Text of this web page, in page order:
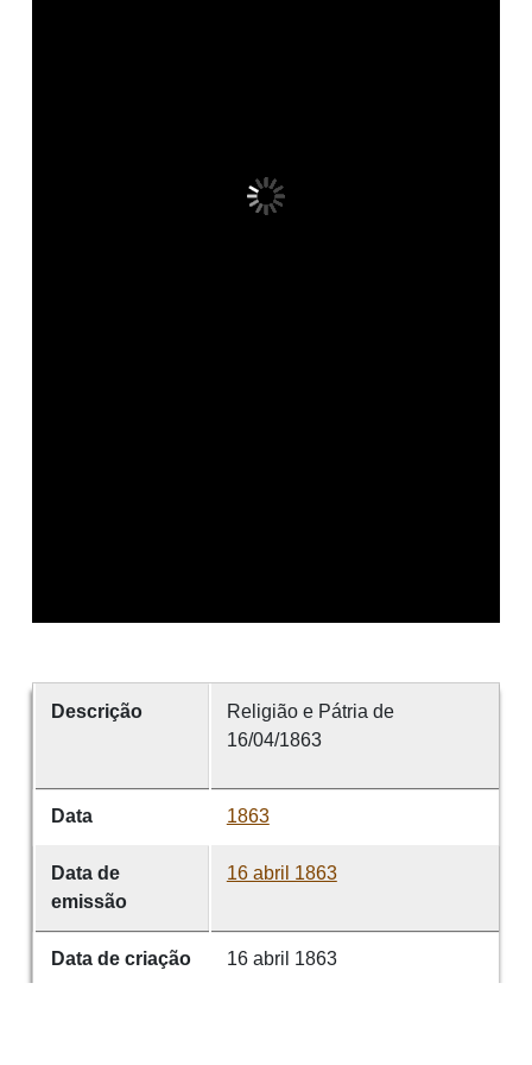
Descrição
Religião e Pátria de
16/04/1863
Data 1863
Data de
emissão
16 abril 1863
Data de criação 16 abril 1863